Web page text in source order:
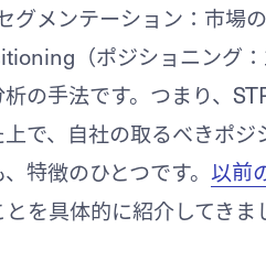
メンテーション：市場
（ポジショニング
の手法です。つまり、
で、自社の取るべきポ
特徴のひとつです。 以前
を具体的に紹介してき